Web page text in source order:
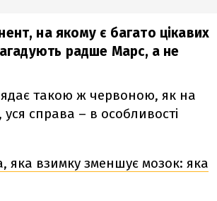
на якому є багато цікавих
радше Марс, а не
такою ж червоною, як на
справа – в особливості
взимку зменшує мозок: яка